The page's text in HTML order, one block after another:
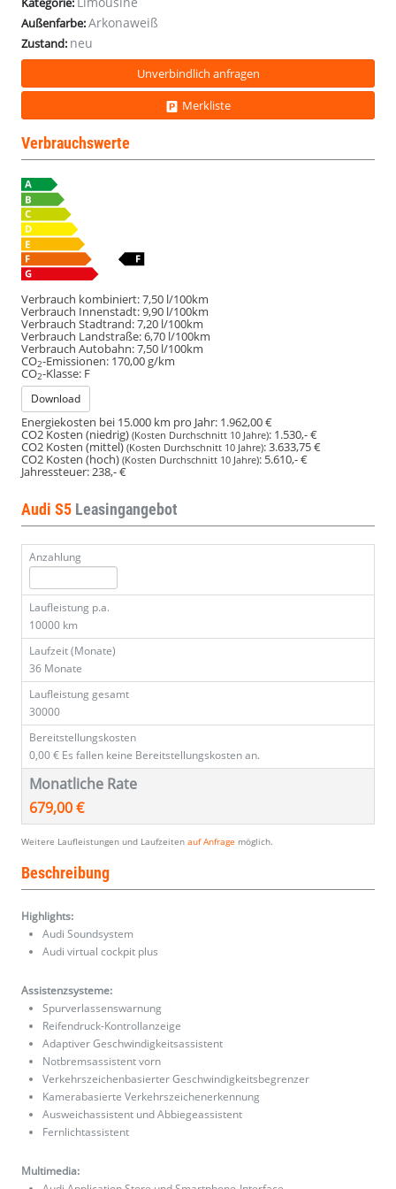
Außenfarbe:Arkonaweiß
Zustand: neu
Unverbindlich anfragen
Merkliste
Verbrauchswerte
Verbrauch kombiniert:7,50 l/100km
Verbrauch Innenstadt:9,90 l/100km
Verbrauch Stadtrand:7,20 l/100km
Verbrauch Landstraße:6,70 l/100km
Verbrauch Autobahn:7,50 l/100km
CO2-Emissionen: 170,00 g/km
CO2-Klasse: F
Download
Energiekosten bei 15.000 km pro Jahr: 1.962,00 €
CO2 Kosten (niedrig) (Kosten Durchschnitt 10 Jahre): 1.530,- €
CO2 Kosten (mittel)(Kosten Durchschnitt 10 Jahre):3.633,75 €
CO2 Kosten (hoch) (Kosten Durchschnitt 10 Jahre): 5.610,- €
Jahressteuer: 238,- €
Audi S5 Leasingangebot
Anzahlung
Laufleistung p.a.
10000 km
Laufzeit (Monate)
36 Monate
Laufleistung gesamt
30000
Bereitstellungskosten
0,00 € Es fallen keine Bereitstellungskosten an.
Monatliche Rate
679,00 €
Weitere Laufleistungen und Laufzeiten auf Anfrage möglich.
Beschreibung
Highlights:
Audi Soundsystem
Audi virtual cockpit plus
Assistenzsysteme:
Spurverlassenswarnung
Reifendruck-Kontrollanzeige
Adaptiver Geschwindigkeitsassistent
Notbremsassistent vorn
Verkehrszeichenbasierter Geschwindigkeitsbegrenzer
Kamerabasierte Verkehrszeichenerkennung
Ausweichassistent und Abbiegeassistent
Fernlichtassistent
Multimedia: